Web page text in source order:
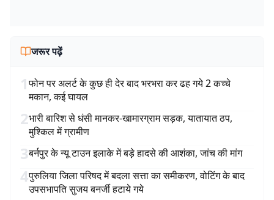
जरूर पढ़ें
1फोन पर अलर्ट के कुछ ही देर बाद भरभरा कर ढह गये 2 कच्चे
मकान, कई घायल
2भारी बारिश से धंसी मानकर-खामारग्राम सड़क, यातायात ठप,
मुश्किल में ग्रामीण
3बर्नपुर के न्यू टाउन इलाके में बड़े हादसे की आशंका, जांच की मांग
4पुरुलिया जिला परिषद में बदला सत्ता का समीकरण, वोटिंग के बाद
उपसभापति सुजय बनर्जी हटाये गये